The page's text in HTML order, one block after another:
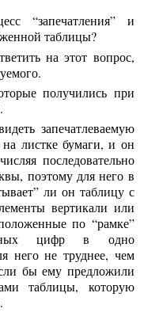
“запечатления” и
таблицы?
на этот вопрос,
получились при
запечатлеваемую
листке бумаги, и он
последовательно
поэтому для него в
ли он таблицу с
вертикали или
по “рамке”
цифр в одно
него не труднее, чем
бы ему предложили
таблицы, которую